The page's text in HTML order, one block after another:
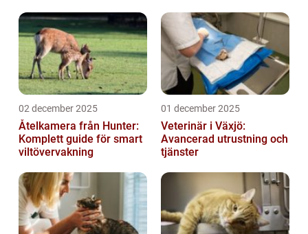
02 december 2025
Åtelkamera från Hunter:
Komplett guide för smart
viltövervakning
01 december 2025
Veterinär i Växjö:
Avancerad utrustning och
tjänster